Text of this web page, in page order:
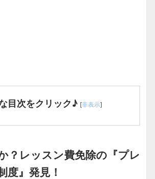
目次をクリック♪ [非表示]
？レッスン費免除の『プレ
度』発見！